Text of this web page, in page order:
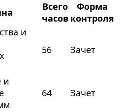
Всего
часов
Форма
контроля
и
56 Зачет
и
64 Зачет